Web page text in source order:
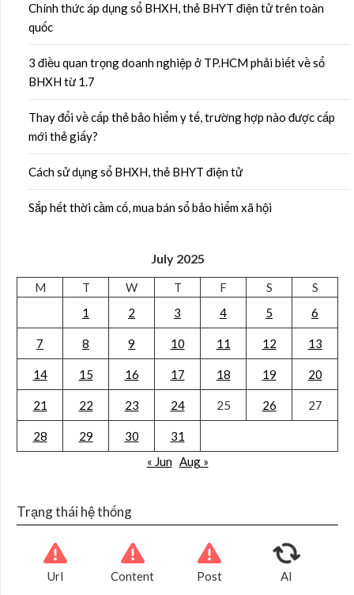
Chính thức áp dụng sổ BHXH, thẻ BHYT điện tử trên toàn
quốc
3 điều quan trọng doanh nghiệp ở TP.HCM phải biết về sổ
BHXH từ 1.7
Thay đổi về cấp thẻ bảo hiểm y tế, trường hợp nào được cấp
mới thẻ giấy?
Cách sử dụng sổ BHXH, thẻ BHYT điện tử
Sắp hết thời cầm cố, mua bán sổ bảo hiểm xã hội
July 2025
M T W T F S
S
1
2 3 4 5 6
7 8 9 10 11 12 13
14 15 16 17 18 19 20
21 22 23 24 25 26 27
28 29 30
31
« Jun Aug »
Trạng thái hệ thống
Url Content Post AI